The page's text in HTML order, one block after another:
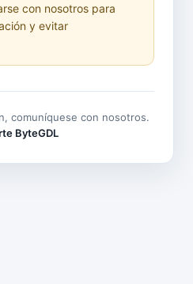
con nosotros para
y evitar
comuníquese con nosotros.
ByteGDL